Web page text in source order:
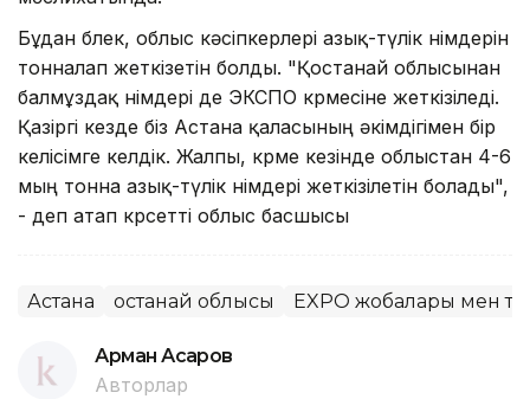
Бұдан бөлек, облыс кәсіпкерлері азық-түлік өнімдерін
тонналап жеткізетін болды. "Қостанай облысынан
балмұздақ өнімдері де ЭКСПО көрмесіне жеткізіледі.
Қазіргі кезде біз Астана қаласының әкімдігімен бір
келісімге келдік. Жалпы, көрме кезінде облыстан 4-6
мың тонна азық-түлік өнімдері жеткізілетін болады",
- деп атап көрсетті облыс басшысы
Астана Қостанай облысы EXPO жобалары мен
Арман Асқаров
Авторлар